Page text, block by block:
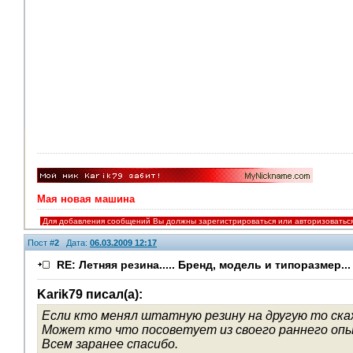
Мая новая машина
Для добавления сообщений Вы должны зарегистрироваться или
Пост #2 Дата: 06.03.2009 12:17
RE: Летняя резина..... Бренд, модель и типоразмер...
Karik79 писал(а):
Если кто менял штатную резину на другую то
Может кто что посоветует из своего раннего
Всем заранее спасибо.